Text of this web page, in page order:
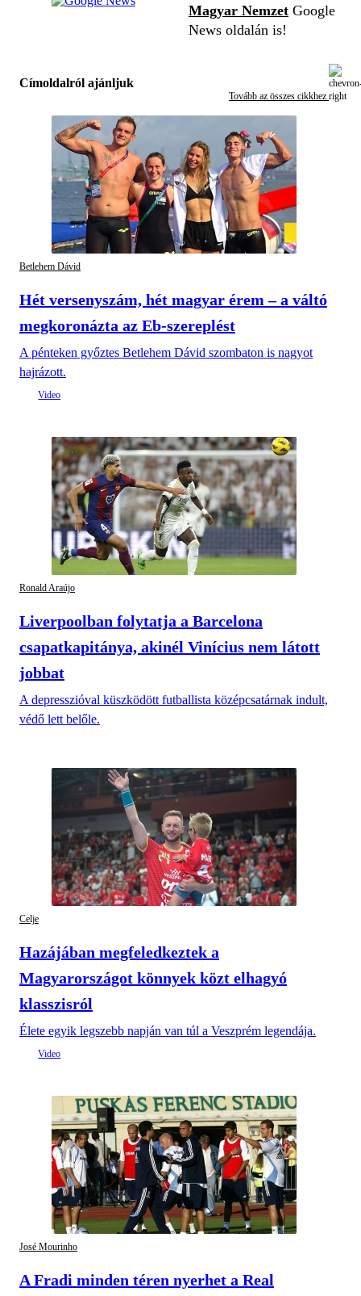
Magyar Nemzet Google
News oldalán is!
Címoldalról ajánljuk
Tovább az összes cikkhez
Betlehem Dávid
Hét versenyszám, hét magyar érem – a váltó
megkoronázta az Eb-szereplést
A pénteken győztes Betlehem Dávid szombaton is nagyot
hajrázott.
Ronald Araújo
Liverpoolban folytatja a Barcelona
csapatkapitánya, akinél Vinícius nem látott
jobbat
A depresszióval küszködött futballista középcsatárnak indult,
védő lett belőle.
Celje
Hazájában megfeledkeztek a
Magyarországot könnyek közt elhagyó
klasszisról
Élete egyik legszebb napján van túl a Veszprém legendája.
José Mourinho
A Fradi minden téren nyerhet a Real